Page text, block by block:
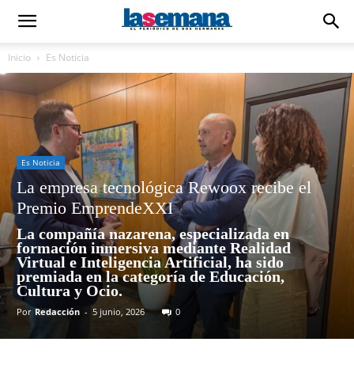
Inicio Es Noticia
Es Noticia
La empresa tecnológica Rewoox recibe el
Premio EmprendeXXI
La compañía nazarena, especializada en
formación inmersiva mediante Realidad
Virtual e Inteligencia Artificial, ha sido
premiada en la categoría de Educación,
Cultura y Ocio.
Por Redacción - 5 junio, 2026 0